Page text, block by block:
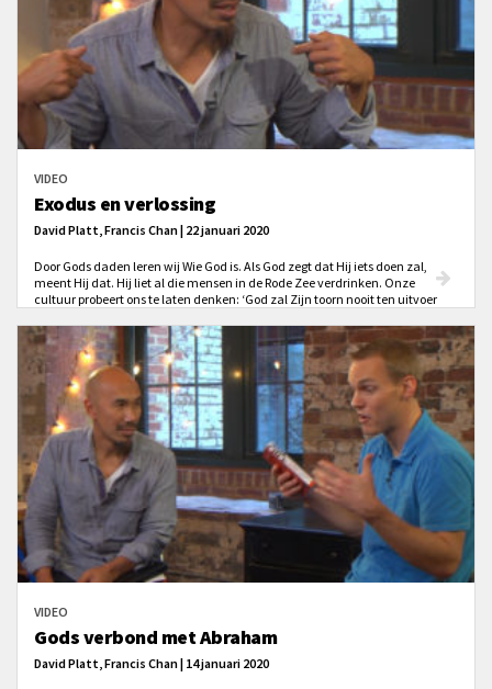
VIDEO
Exodus en verlossing
David Platt, Francis Chan | 22 januari 2020
Door Gods daden leren wij Wie God is. Als God zegt dat Hij iets doen zal,
meent Hij dat. Hij liet al die mensen in de Rode Zee verdrinken. Onze
cultuur probeert ons te laten denken: ‘God zal Zijn toorn nooit ten uitvoer
vergeet niet dat wij Zijn Woord geloven en God vertrouwen. Bedenk ook dat
Gods toorn niet losstaat van Zijn liefde.
VIDEO
Gods verbond met Abraham
David Platt, Francis Chan | 14 januari 2020